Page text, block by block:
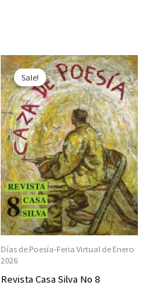
Sale!
Sale!
Días de Poesía-Feria Virtual de Enero
2026
Revista Casa Silva No 8